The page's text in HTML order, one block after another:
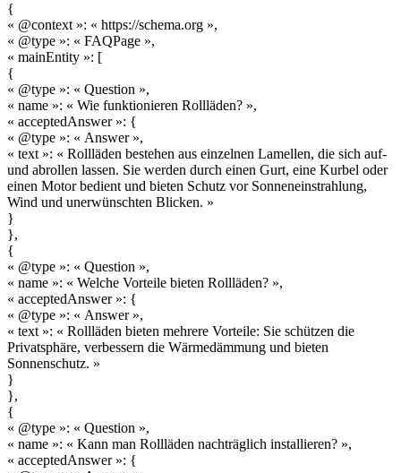
{
« @context »: « https://schema.org »,
« @type »: « FAQPage »,
« mainEntity »: [
{
« @type »: « Question »,
« name »: « Wie funktionieren Rollläden? »,
« acceptedAnswer »: {
« @type »: « Answer »,
« text »: « Rollläden bestehen aus einzelnen Lamellen, die sich auf-
und abrollen lassen. Sie werden durch einen Gurt, eine Kurbel oder
einen Motor bedient und bieten Schutz vor Sonneneinstrahlung,
Wind und unerwünschten Blicken. »
}
},
{
« @type »: « Question »,
« name »: « Welche Vorteile bieten Rollläden? »,
« acceptedAnswer »: {
« @type »: « Answer »,
« text »: « Rollläden bieten mehrere Vorteile: Sie schützen die
Privatsphäre, verbessern die Wärmedämmung und bieten
Sonnenschutz. »
}
},
{
« @type »: « Question »,
« name »: « Kann man Rollläden nachträglich installieren? »,
« acceptedAnswer »: {